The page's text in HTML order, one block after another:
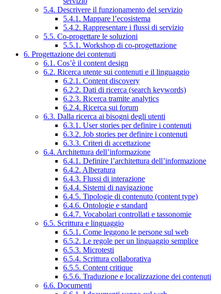
5.4. Descrivere il funzionamento del servizio
5.4.1. Mappare l’ecosistema
5.4.2. Rappresentare i flussi di servizio
5.5. Co-progettare le soluzioni
5.5.1. Workshop di co-progettazione
6. Progettazione dei contenuti
6.1. Cos’è il content design
6.2. Ricerca utente sui contenuti e il linguaggio
6.2.1. Content discovery
6.2.2. Dati di ricerca (search keywords)
6.2.3. Ricerca tramite analytics
6.2.4. Ricerca sui forum
6.3. Dalla ricerca ai bisogni degli utenti
6.3.1. User stories per definire i contenuti
6.3.2. Job stories per definire i contenuti
6.3.3. Criteri di accettazione
6.4. Architettura dell’informazione
6.4.1. Definire l’architettura dell’informazione
6.4.2. Alberatura
6.4.3. Flussi di interazione
6.4.4. Sistemi di navigazione
6.4.5. Tipologie di contenuto (content type)
6.4.6. Ontologie e standard
6.4.7. Vocabolari controllati e tassonomie
6.5. Scrittura e linguaggio
6.5.1. Come leggono le persone sul web
6.5.2. Le regole per un linguaggio semplice
6.5.3. Microtesti
6.5.4. Scrittura collaborativa
6.5.5. Content critique
6.5.6. Traduzione e localizzazione dei contenuti
6.6. Documenti